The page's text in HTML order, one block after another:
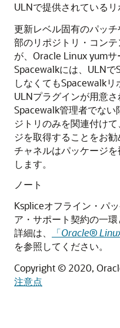
ULNで提供されているリ
更新レベル固有のパッ
部のリポジトリ・コン
が、Oracle Linux yumサ
Spacewalkには、ULN
しなくてもSpacewalk
ULNプラグインが用意さ
Spacewalk管理者でな
ジトリのみを関連付け
ジを取得することをお勧
チャネルはパッケージ
します。
ノート
Kspliceオフライン・パ
ア・サポート契約の一環
詳細は、
「Oracle®
を参照してください。
Copyright © 2020,
注意点